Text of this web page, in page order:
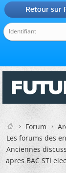
Retour sur
Forum
Les forums des
Anciennes
apres BAC STI